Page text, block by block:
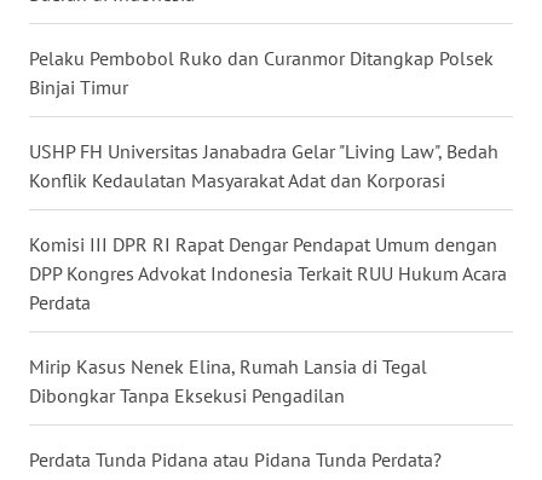
Pelaku Pembobol Ruko dan Curanmor Ditangkap Polsek
Binjai Timur
USHP FH Universitas Janabadra Gelar "Living Law", Bedah
Konflik Kedaulatan Masyarakat Adat dan Korporasi
Komisi III DPR RI Rapat Dengar Pendapat Umum dengan
DPP Kongres Advokat Indonesia Terkait RUU Hukum Acara
Perdata
Mirip Kasus Nenek Elina, Rumah Lansia di Tegal
Dibongkar Tanpa Eksekusi Pengadilan
Perdata Tunda Pidana atau Pidana Tunda Perdata?
BABEL
WN
SUMBAR
WN
SUMSEL
WN
BENGKULU
WN